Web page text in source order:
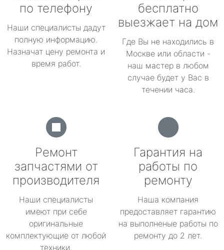
по телефону
Наши специалисты дадут
полную информацию.
Назначат цену ремонта и
время работ.
бесплатно
выезжает на дом
Где Вы не находились в
Москве или области -
наш мастер в любом
случае будет у Вас в
течении часа.
Ремонт
запчастями от
производителя
Наши специалисты
имеют при себе
оригинальные
комплектующие от любой
техники.
Гарантия на
работы по
ремонту
Наша компания
предоставляет гарантию
на выполненые работы по
ремонту до 2 лет.